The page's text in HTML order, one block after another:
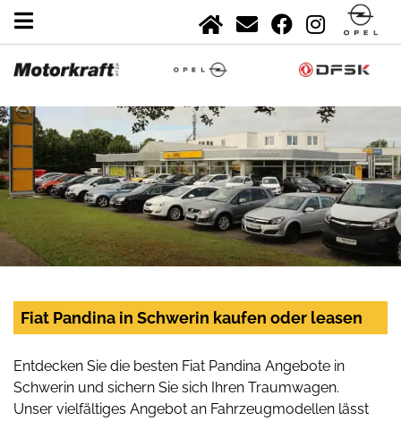
Fiat Pandina in Schwerin kaufen oder leasen
Entdecken Sie die besten Fiat Pandina Angebote in
Schwerin und sichern Sie sich Ihren Traumwagen.
Unser vielfältiges Angebot an Fahrzeugmodellen lässt